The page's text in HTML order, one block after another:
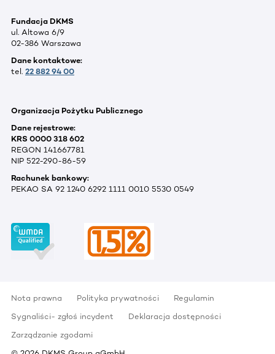
Fundacja DKMS
ul. Altowa 6/9
02-386 Warszawa
Dane kontaktowe:
tel. 22 882 94 00
Organizacja Pożytku Publicznego
Dane rejestrowe:
KRS 0000 318 602
REGON 141667781
NIP 522-290-86-59
Rachunek bankowy:
PEKAO SA 92 1240 6292 1111 0010 5530 0549
Nota prawna Polityka prywatności
Regulamin
Sygnaliści- zgłoś incydent
Deklaracja dostępności
Zarządzanie zgodami